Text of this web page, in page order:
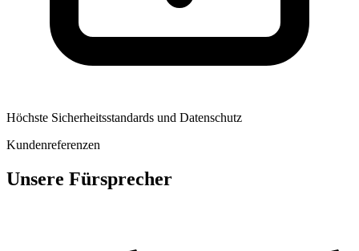
Höchste Sicherheitsstandards und Datenschutz
Kundenreferenzen
Unsere Fürsprecher